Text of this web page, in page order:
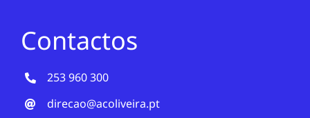
Contactos
253 960 300
direcao@acoliveira.pt